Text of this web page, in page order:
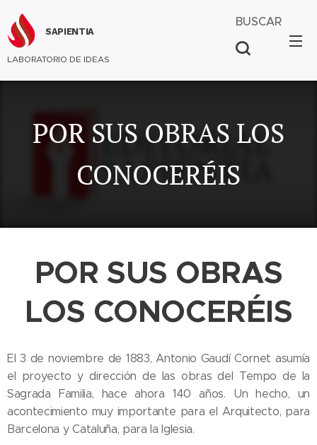
SAPIENTIA
LABORATORIO DE IDEAS
BUSCAR
POR SUS OBRAS LOS
CONOCERÉIS
POR SUS OBRAS
LOS CONOCERÉIS
El 3 de noviembre de 1883, Antonio Gaudí Cornet asumía
el proyecto y dirección de las obras del Tempo de la
Sagrada Familia, hace ahora 140 años. Un hecho, un
acontecimiento muy importante para el Arquitecto, para
Barcelona y Cataluña, para la Iglesia.